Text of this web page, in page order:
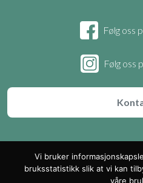
Følg oss
Følg oss
Vi bruker
bruksstatistikk slik at vi kan
våre